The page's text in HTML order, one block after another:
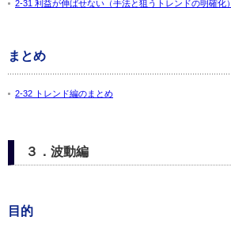
2-31 利益が伸ばせない（手法と狙うトレンドの明確化）
まとめ
2-32 トレンド編のまとめ
３．波動編
目的